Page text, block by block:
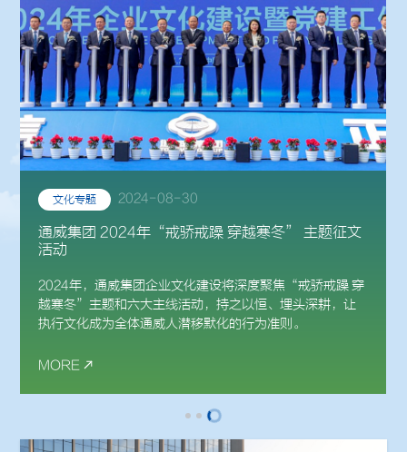
文化专题 2024-08-30
通威集团 2024年“戒骄戒躁 穿越寒冬” 主题征文
活动
2024年，通威集团企业文化建设将深度聚焦“戒骄戒躁 穿
越寒冬”主题和六大主线活动，持之以恒、埋头深耕，让
执行文化成为全体通威人潜移默化的行为准则。
MORE